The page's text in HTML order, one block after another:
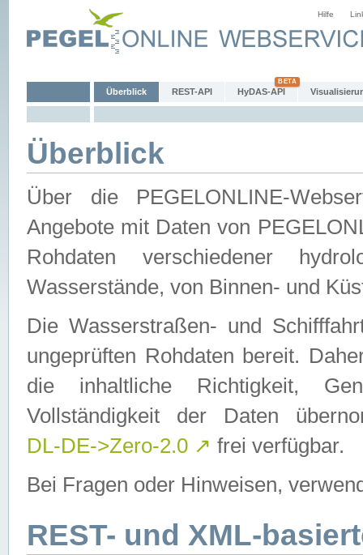
Hilfe
Überblick REST-API HyDAS-API
Überblick
Über die PEGELONLINE-
Angebote mit Daten von
Rohdaten verschiedener
Wasserstände, von Binnen- und
Die Wasserstraßen- und
ungeprüften Rohdaten bereit.
die inhaltliche Richtigkeit,
Vollständigkeit der Daten
DL-DE->Zero-2.0 ↗ frei verfügbar.
Bei Fragen oder Hinweisen,
REST- und XML-